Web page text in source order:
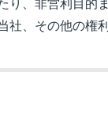
り、非営利目的
社、その他の権